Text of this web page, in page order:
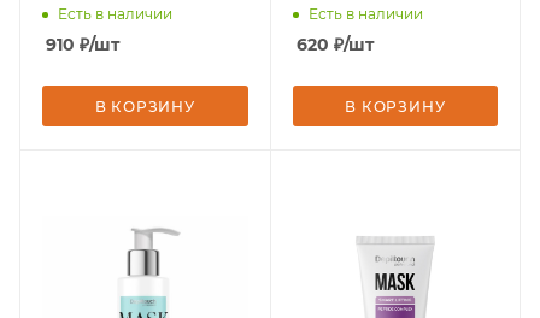
Depiltouch Professional
Есть в наличии
910 ₽/шт
В КОРЗИНУ
мл, бренд - Depiltouch
Есть в наличии
620 ₽/шт
В КОРЗИНУ